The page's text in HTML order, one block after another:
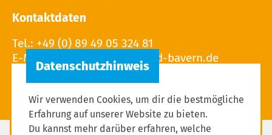
Kontaktdaten
Tel.: +49 (0) 89 49 05 324 81
E-Mail:
Wir verwenden Cookies, um dir die bestmögliche
Erfahrung auf unserer Website zu bieten.
Du kannst mehr darüber erfahren, welche